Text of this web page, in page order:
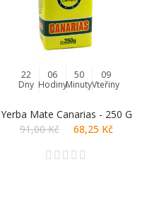
22
Dny
06
Hodiny
50
Minuty
09
Vteřiny
Yerba Mate Canarias - 250 G
91,00 Kč
68,25 Kč